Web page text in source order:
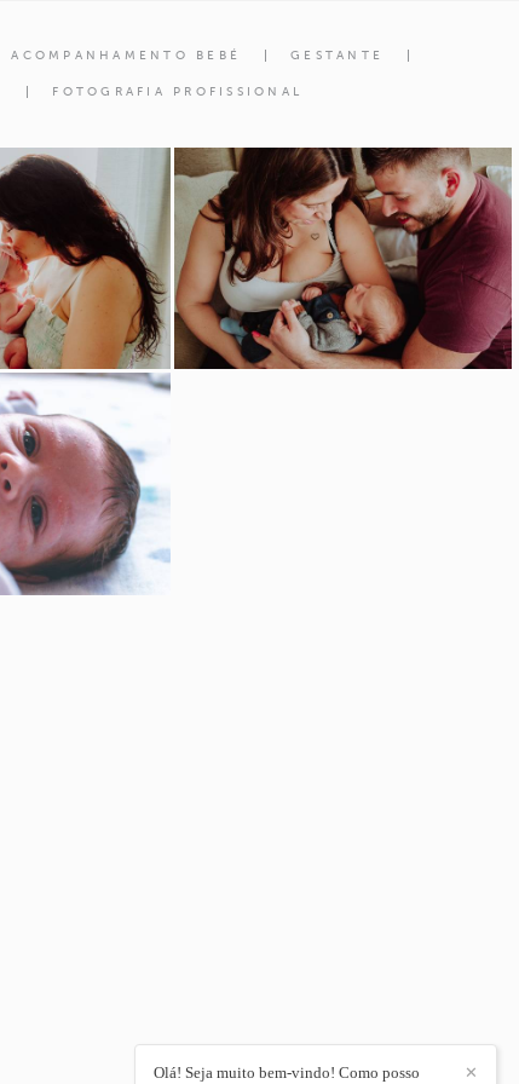
ACOMPANHAMENTO BEBÉ GESTANTE
FOTOGRAFIA PROFISSIONAL
✕
Olá! Seja muito bem-vindo! Como posso